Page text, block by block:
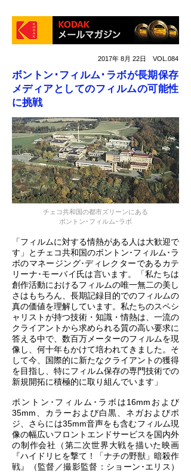
2017年 8月 22日 VOL.084
ボントン･フィルム･ラボが長期保存
メディアとしてのフィルムの可能性
に挑戦
チェコ共和国の都市ズリーンにある
ボントン･フィルム･ラボ
「フィルムに対する情熱がある人は大歓迎で
す」とチェコ共和国のボントン･フィルム･ラ
ボのマネージング･ディレクターであるカテ
リーナ･モーバイ氏は言います。「私たちは
創作活動におけるフィルムの唯一無二の美し
さはもちろん、長期記録目的でのフィルムの
真の価値を理解しています。私たちのスペシ
ャリストが持つ技術・知識・情熱は、一流の
クライアントから求められる質の高い要求に
答える中で、数百万メーターのフィルムを現
像し、何十年もかけて培われてきました。そ
して今、国際的に新たなクライアントの獲得
を目指し、特にフィルム保存の専門技術での
新規開拓に積極的に取り組んでいます」
ボントン･フィルム･ラボは16mmおよび
35mm、カラーおよび白黒、ネガおよびポ
ジ、さらには35mm音声をも含むフィルム現
像の幅広いフロントエンドサービスを国内外
の制作会社（第二次世界大戦を描いた映画
『ハイドリヒを撃て！「ナチの野獣」暗殺作
戦』（監督／撮影監督：ショーン･エリス）